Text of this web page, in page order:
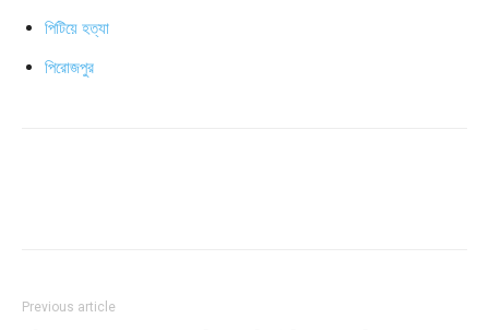
পিটিয়ে হত্যা
পিরোজপুর
Previous article